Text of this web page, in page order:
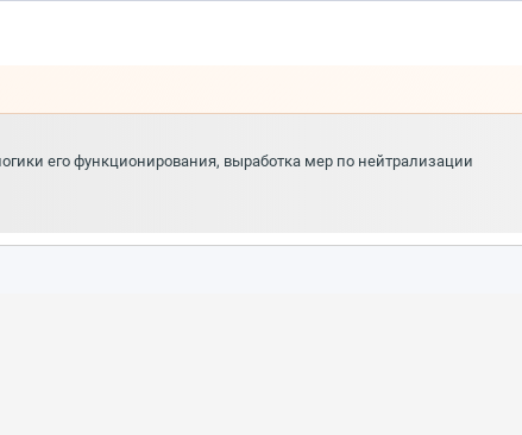
его функционирования, выработка мер по нейтрализации